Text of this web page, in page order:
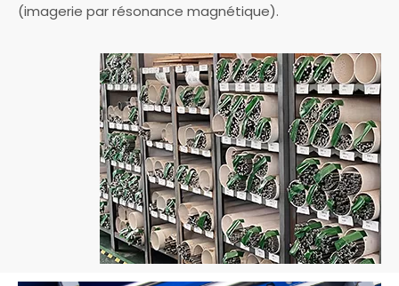
(imagerie par résonance magnétique).